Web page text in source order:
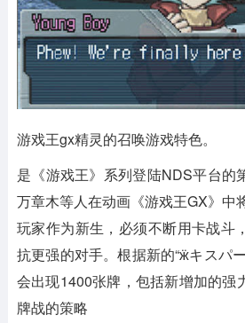
游戏王gx精灵的召唤游戏特色。
是《游戏王》系列登陆NDS平台的
万章木等人在动画《游戏王GX》中
玩家作为新生，必须不断用卡战斗
抗更强的对手。根据新的“ӝキスパ
会出现1400张牌，包括新增加的强
牌战的策略